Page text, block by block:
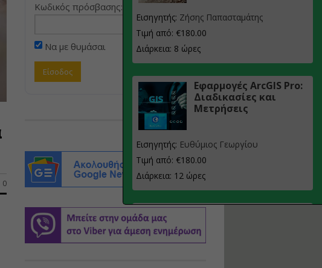
0
Κωδικός πρόσβασης:
Να με θυμάσαι
Εισηγητής: Ζήσης Παπασταμάτης
Τιμή από: €180.00
Διάρκεια: 8 ώρες
Εφαρμογές ArcGIS Pro:
Διαδικασίες και
Μετρήσεις
Εισηγητής: Ευθύμιος Γεωργίου
Τιμή από: €180.00
Διάρκεια: 12 ώρες
υλοποίηση
φωτοβολταϊκών